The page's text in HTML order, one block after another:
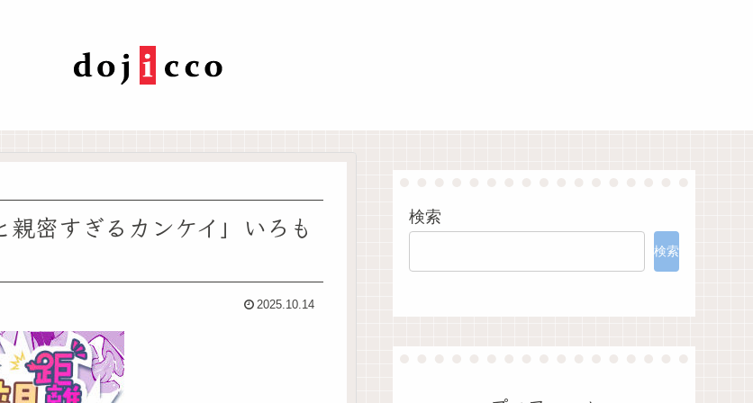
密すぎるカンケイ」いろも
2025.10.14
検索
検索